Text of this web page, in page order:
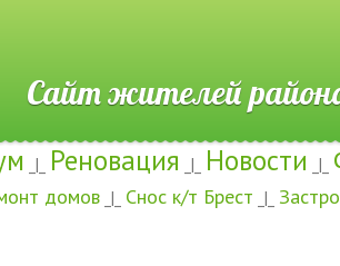
жителей
_|_ Реновация _|_ Новости _|_
домов _|_ Снос к/т Брест _|_